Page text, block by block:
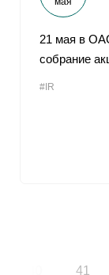
21 мая в
собрание
#IR
41